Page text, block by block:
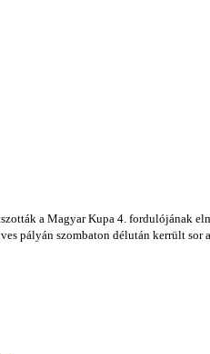
a Magyar Kupa 4. fordulójának
pályán szombaton délután kerrült